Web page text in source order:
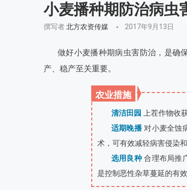
小麦播种期防治病虫
撰写者北方农资传媒 2017年9月13日
做好小麦播种期病虫害防治，是确
产、稳产至关重要。
农业措施
清洁田园
上茬作物收
适期晚播 对小麦全蚀
术，可有效减轻病害侵染和
选用良种 合理布局推
是控制恶性杂草蔓延的有